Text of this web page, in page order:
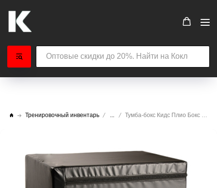
Тренировочный инвентарь ... Тумба-бокс Кидс Плио Бокс 40x40x40 см